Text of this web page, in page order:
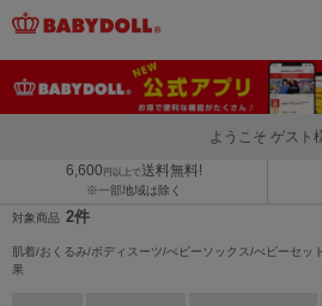
ようこそ ゲスト
6,600 円以上で送料無料!
※一部地域は除く
対象商品 2件
肌着/おくるみ/ボディスーツ/べビーソックス/べビーセッ
果